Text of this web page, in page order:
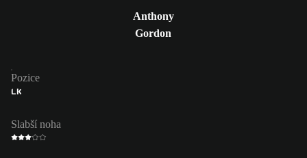
Anthony
Gordon
Pozice
LK
Slabší noha